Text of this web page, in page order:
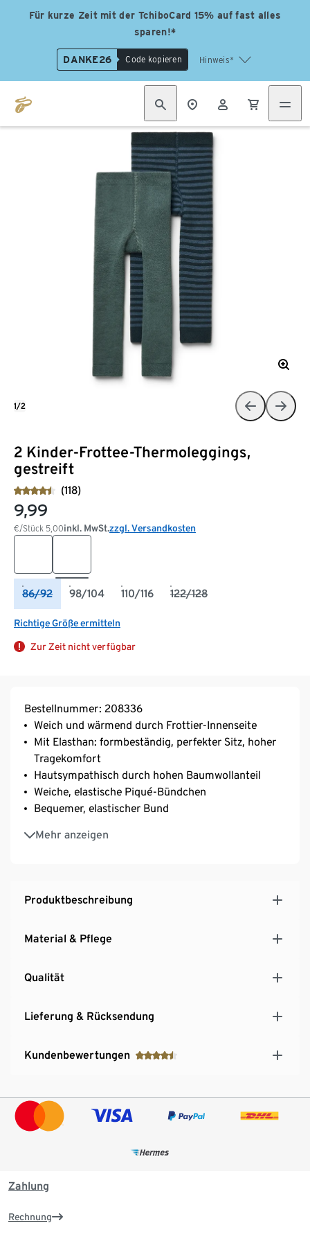
Für kurze Zeit mit der TchiboCard 15% auf fast alles
sparen!*
DANKE26 Code kopieren Hinweis*
2 Kinder-Frottee-Thermoleggings,
gestreift
(118)
9,99
€/Stück 5,00inkl. MwSt.zzgl. Versandkosten
86/92 98/104 110/116 122/128
Richtige Größe ermitteln
Zur Zeit nicht verfügbar
1/2
Bestellnummer: 208336
Weich und wärmend durch Frottier-Innenseite
Mit Elasthan: formbeständig, perfekter Sitz, hoher
Tragekomfort
Hautsympathisch durch hohen Baumwollanteil
Weiche, elastische Piqué-Bündchen
Bequemer, elastischer Bund
Mehr anzeigen
Ohne störende Seitennähte
Mit Baumwolle
Produktbeschreibung
Material & Pflege
Qualität
Lieferung & Rücksendung
Kundenbewertungen
Zahlung
Rechnung